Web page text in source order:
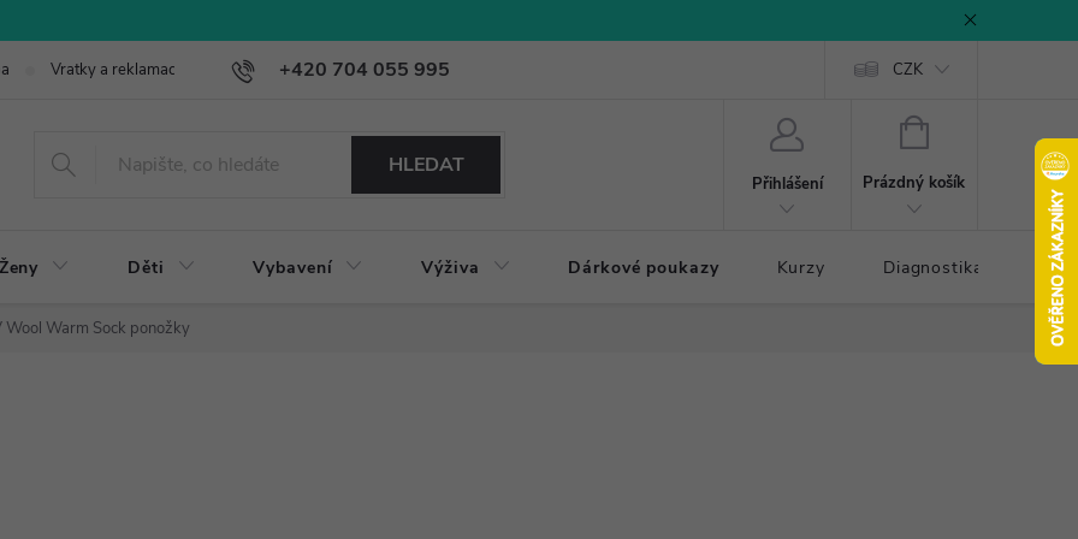
+420 704 055 995
Vratky a reklamace CZK
HLEDAT
Přihlášení
NÁKUPNÍ
Prázdný košík
Ženy Děti Vybavení Výživa Dárkové poukazy Kurzy Diagnostika došlapu
Wool Warm Sock ponožky